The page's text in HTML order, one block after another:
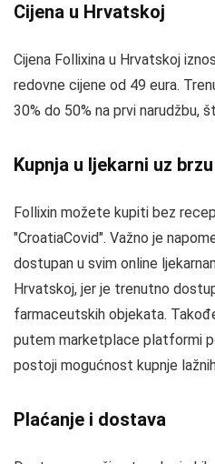
Cijena u Hrvatskoj
Cijena Follixina u Hrvatskoj
redovne cijene od 49 eura.
30% do 50% na prvi narudžbu,
Kupnja u ljekarni uz
Follixin možete kupiti bez
"CroatiaCovid". Važno je
dostupan u svim online
Hrvatskoj, jer je trenutno
farmaceutskih objekata.
putem marketplace platformi
postoji mogućnost kupnje
Plaćanje i dostava